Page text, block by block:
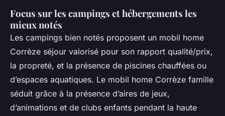
Focus sur les campings et hébergements les
mieux notés
Les campings bien notés proposent un mobil home
Corrèze séjour valorisé pour son rapport qualité/prix,
la propreté, et la présence de piscines chauffées ou
d’espaces aquatiques. Le mobil home Corrèze famille
séduit grâce à la présence d’aires de jeux,
d’animations et de clubs enfants pendant la haute